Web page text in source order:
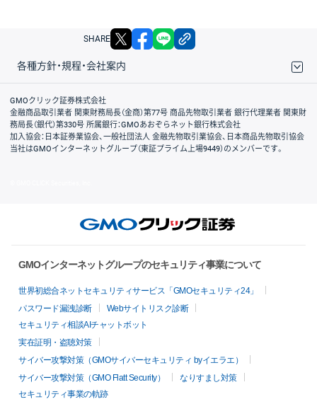
SHARE X facebook
各種方針・規程・会社案内
取引規程・約款
サイトマップ
その他のご案内
個人情報保護方針
最良執行方針
サイトのご利用について
ディスクレイマー
信託保全
リスク説明
会社案内
GMOクリック証券株式会社
金融商品取引業者 関東財務局長（金商）第77号 商品先物取引業者 銀行代理業者 関東財
務局長（銀代）第330号 所属銀行：GMOあおぞらネット銀行株式会社
加入協会：日本証券業協会、一般社団法人 金融先物取引業協会、日本商品先物取引協会
当社はGMOインターネットグループ（東証プライム上場9449）のメンバーです。
GMOインターネットグループのセキュリティ事業について
世界初総合ネットセキュリティサービス「GMOセキュリティ24」
パスワード漏洩診断
Webサイトリスク診断
セキュリティ相談AIチャットボット
実在証明・盗聴対策
サイバー攻撃対策（GMOサイバーセキュリティ byイエラエ）
サイバー攻撃対策（GMO Flatt Security）
なりすまし対策
セキュリティ事業の軌跡